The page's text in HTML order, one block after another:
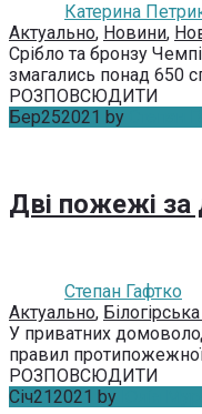
Катерина
Актуально, Новини,
Срібло та бронзу
змагались понад 650
РОЗПОВСЮДИТИ
Бер252021 by
Дві пожежі за
Степан Гафтко
Актуально,
У приватних
правил протипожежної
РОЗПОВСЮДИТИ
Січ21 2021 by